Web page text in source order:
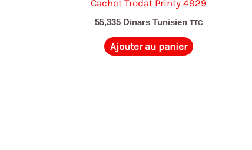
Cachet Trodat Printy 4929
55,335 Dinars Tunisien TTC
Ajouter au panier